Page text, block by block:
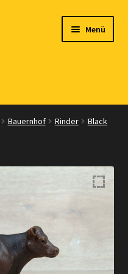
Menü
Bauernhof Rinder
Black